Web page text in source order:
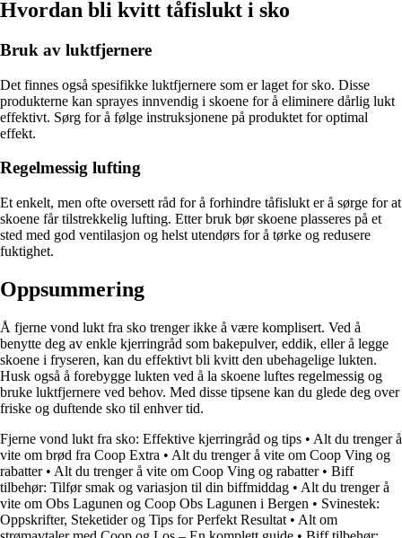
Hvordan bli kvitt tåfislukt i sko
Bruk av luktfjernere
Det finnes også spesifikke luktfjernere som er laget for sko. Disse
produkterne kan sprayes innvendig i skoene for å eliminere dårlig lukt
effektivt. Sørg for å følge instruksjonene på produktet for optimal
effekt.
Regelmessig lufting
Et enkelt, men ofte oversett råd for å forhindre tåfislukt er å sørge for at
skoene får tilstrekkelig lufting. Etter bruk bør skoene plasseres på et
sted med god ventilasjon og helst utendørs for å tørke og redusere
fuktighet.
Oppsummering
Å fjerne vond lukt fra sko trenger ikke å være komplisert. Ved å
benytte deg av enkle kjerringråd som bakepulver, eddik, eller å legge
skoene i fryseren, kan du effektivt bli kvitt den ubehagelige lukten.
Husk også å forebygge lukten ved å la skoene luftes regelmessig og
bruke luktfjernere ved behov. Med disse tipsene kan du glede deg over
friske og duftende sko til enhver tid.
Fjerne vond lukt fra sko: Effektive kjerringråd og tips • Alt du trenger å
vite om brød fra Coop Extra • Alt du trenger å vite om Coop Ving og
rabatter• Alt du trenger å vite om Coop Ving og rabatter• Biff
tilbehør: Tilfør smak og variasjon til din biffmiddag • Alt du trenger å
vite om Obs Lagunen og Coop Obs Lagunen i Bergen • Svinestek:
Oppskrifter, Steketider og Tips for Perfekt Resultat • Alt om